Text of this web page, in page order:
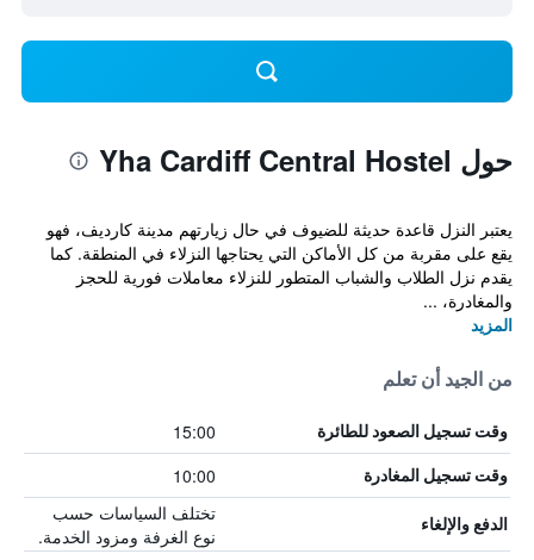
حول Yha Cardiff Central Hostel
يعتبر النزل قاعدة حديثة للضيوف في حال زيارتهم مدينة كارديف، فهو
يقع على مقربة من كل الأماكن التي يحتاجها النزلاء في المنطقة. كما
يقدم نزل الطلاب والشباب المتطور للنزلاء معاملات فورية للحجز
والمغادرة، ...
المزيد
من الجيد أن تعلم
وقت تسجيل الصعود للطائرة 15:00
وقت تسجيل المغادرة 10:00
الدفع والإلغاء
تختلف السياسات حسب
نوع الغرفة ومزود الخدمة.